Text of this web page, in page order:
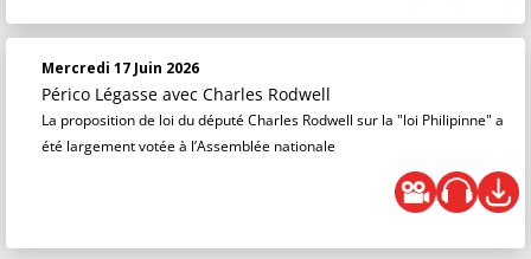
Mercredi 17 Juin 2026
Périco Légasse avec Charles Rodwell
La proposition de loi du député Charles Rodwell sur la "loi Philipinne" a
été largement votée à l’Assemblée nationale